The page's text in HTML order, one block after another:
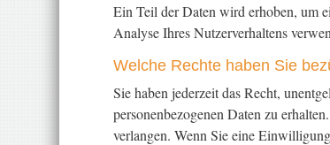
Ein Teil der Daten wird erhoben, um
Analyse Ihres Nutzerverhaltens
Welche Rechte haben Sie
Sie haben jederzeit das Recht,
personenbezogenen Daten zu
verlangen. Wenn Sie eine